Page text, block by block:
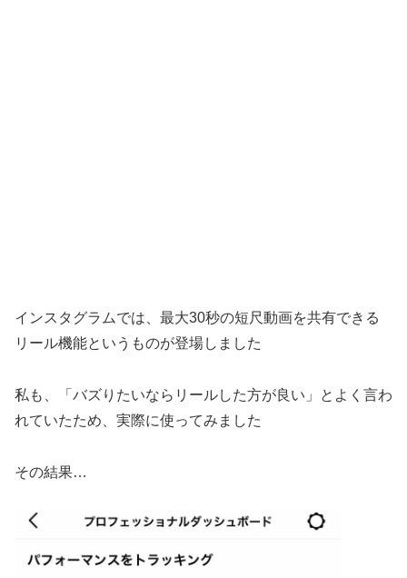
インスタグラムでは、最大30秒の短尺動画を共有できる
リール機能というものが登場しました
私も、「バズりたいならリールした方が良い」とよく言わ
れていたため、実際に使ってみました
その結果…